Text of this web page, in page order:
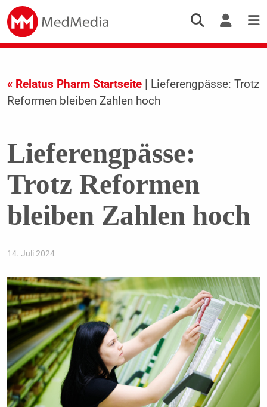
« Relatus Pharm Startseite| Lieferengpässe: Trotz
Reformen bleiben Zahlen hoch
Lieferengpässe:
Trotz Reformen
bleiben Zahlen hoch
14. Juli 2024